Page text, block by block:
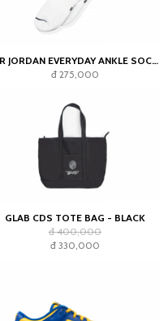
AIR JORDAN EVERYDAY ANKLE SOCKS WHITE (2023)
đ 275,000
GLAB CDS TOTE BAG - BLACK
đ 400,000
đ 330,000